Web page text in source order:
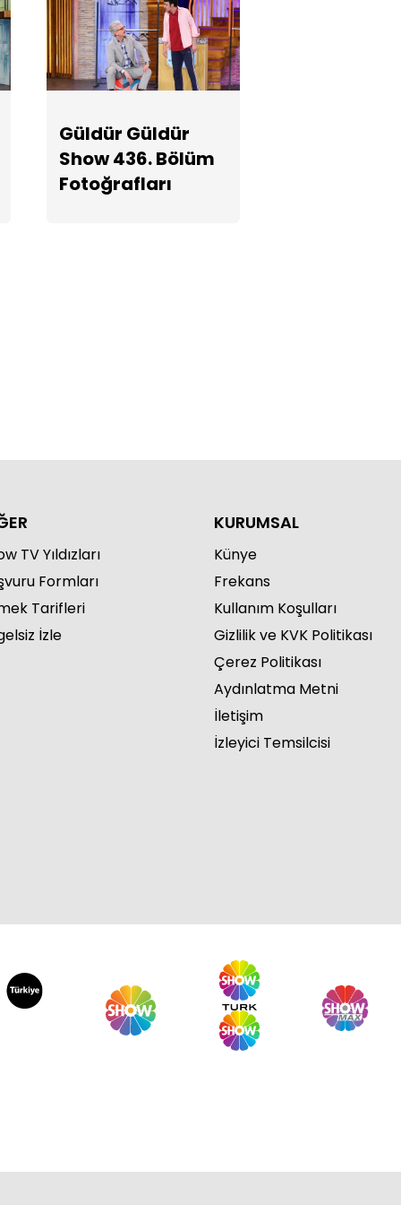
Güldür Güldür
Show 436.
Güldür Güldür
Show 436. Bölüm
Fotoğrafları
TV Yıldızları
Formları
Tarifleri
İzle
KURUMSAL
Künye
Frekans
Kullanım Koşulları
Gizlilik ve KVK Politikası
Çerez Politikası
Aydınlatma Metni
İletişim
İzleyici Temsilcisi